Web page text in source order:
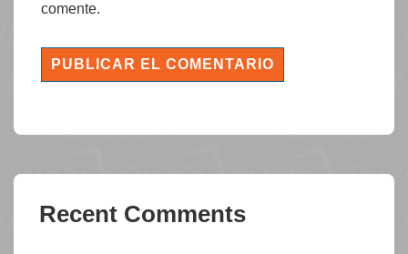
comente.
Recent Comments